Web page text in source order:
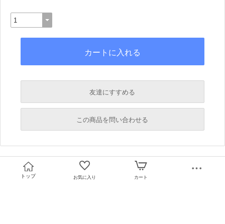
友達にすすめる
必須
必須
この商品を問い合わせる
必須
トップ お気に入り カート